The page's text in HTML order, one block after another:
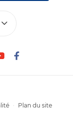
Plan du site